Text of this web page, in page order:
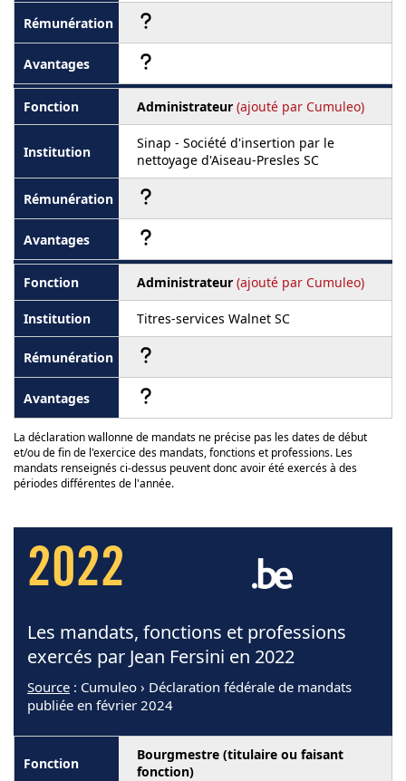
Administrateur (ajouté par Cumuleo)
Sinap - Société d'insertion par le
nettoyage d'Aiseau-Presles SC
Administrateur (ajouté par Cumuleo)
Titres-services Walnet SC
La déclaration wallonne de mandats ne précise pas les dates de début
et/ou de fin de l'exercice des mandats, fonctions et professions. Les
mandats renseignés ci-dessus peuvent donc avoir été exercés à des
périodes différentes de l'année.
2022
Les mandats, fonctions et professions
exercés par Jean Fersini en 2022
Source : Cumuleo › Déclaration fédérale de mandats
publiée en février 2024
Bourgmestre (titulaire ou faisant
fonction)